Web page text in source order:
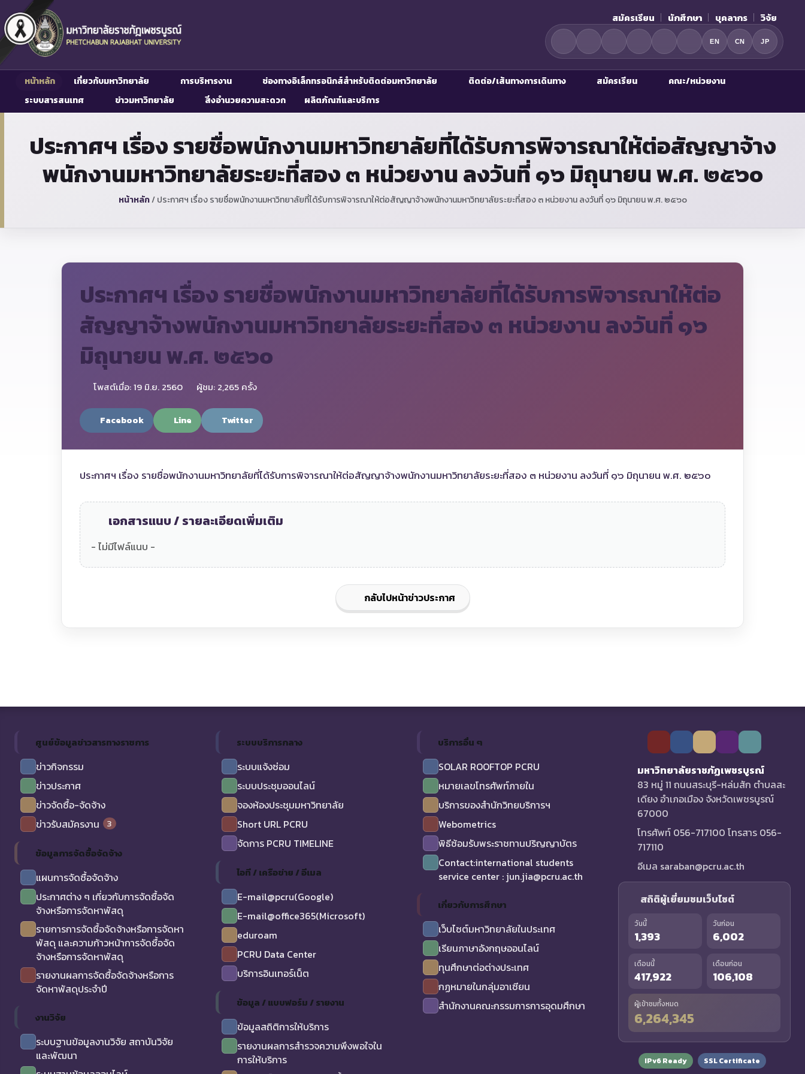
สมัครเรียน นักศึกษา บุคลากร วิจัย
EN CN JP
หน้าหลัก เกี่ยวกับมหาวิทยาลัย การบริหารงาน ช่องทางอิเล็กทรอนิกส์สำหรับติดต่อมหาวิทยาลัย ติดต่อ/เส้นทางการเดินทาง สมัครเรียน
คณะ/หน่วยงาน
ระบบสารสนเทศ
ข่าวมหาวิทยาลัย สิ่งอำนวยความสะดวก ผลิตภัณฑ์และบริการ
ประกาศฯ เรื่อง รายชื่อพนักงานมหาวิทยาลัยที่ได้รับการพิจารณาให้ต่อสัญญาจ้าง
พนักงานมหาวิทยาลัยระยะที่สอง ๓ หน่วยงาน ลงวันที่ ๑๖ มิถุนายน พ.ศ. ๒๕๖๐
หน้าหลัก/ ประกาศฯ เรื่อง รายชื่อพนักงานมหาวิทยาลัยที่ได้รับการพิจารณาให้ต่อสัญญาจ้างพนักงานมหาวิทยาลัยระยะที่สอง ๓ หน่วยงาน ลงวันที่ ๑๖ มิถุนายน พ.ศ. ๒๕๖๐
ประกาศฯ เรื่อง รายชื่อพนักงานมหาวิทยาลัยที่ได้รับการพิจารณาให้ต่อ
สัญญาจ้างพนักงานมหาวิทยาลัยระยะที่สอง ๓ หน่วยงาน ลงวันที่ ๑๖
มิถุนายน พ.ศ. ๒๕๖๐
โพสต์เมื่อ: 19 มิ.ย. 2560 ผู้ชม: 2,265 ครั้ง
Facebook Line Twitter
ประกาศฯ เรื่อง รายชื่อพนักงานมหาวิทยาลัยที่ได้รับการพิจารณาให้ต่อสัญญาจ้างพนักงานมหาวิทยาลัยระยะที่สอง ๓ หน่วยงาน ลงวันที่ ๑๖ มิถุนายน พ.ศ. ๒๕๖๐
เอกสารแนบ / รายละเอียดเพิ่มเติม
- ไม่มีไฟล์แนบ -
กลับไปหน้าข่าวประกาศ
ศูนย์ข้อมูลข่าวสารทางราชการ
ข่าวกิจกรรม
ข่าวประกาศ
ข่าวจัดซื้อ-จัดจ้าง
ข่าวรับสมัครงาน
3
ข้อมูลการจัดซื้อจัดจ้าง
แผนการจัดซื้อจัดจ้าง
ประกาศต่าง ๆ เกี่ยวกับการจัดซื้อจัด
จ้างหรือการจัดหาพัสดุ
รายการการจัดซื้อจัดจ้างหรือการจัดหา
พัสดุ และความก้าวหน้าการจัดซื้อจัด
จ้างหรือการจัดหาพัสดุ
รายงานผลการจัดซื้อจัดจ้างหรือการ
จัดหาพัสดุประจำปี
งานวิจัย
ระบบฐานข้อมูลงานวิจัย สถาบันวิจัย
และพัฒนา
ระบบบริการกลาง
ระบบแจ้งซ่อม
ระบบประชุมออนไลน์
จองห้องประชุมมหาวิทยาลัย
Short URL PCRU
จัดการ PCRU TIMELINE
ไอที / เครือข่าย / อีเมล
E-mail@pcru(Google)
E-mail@office365(Microsoft)
eduroam
PCRU Data Center
บริการอินเทอร์เน็ต
ข้อมูล / แบบฟอร์ม / รายงาน
ข้อมูลสถิติการให้บริการ
รายงานผลการสำรวจความพึงพอใจใน
การให้บริการ
บริการอื่น ๆ
SOLAR ROOFTOP PCRU
หมายเลขโทรศัพท์ภายใน
บริการของสำนักวิทยบริการฯ
Webometrics
พิธีซ้อมรับพระราชทานปริญญาบัตร
Contact:international students
service center : jun.jia@pcru.ac.th
เกี่ยวกับการศึกษา
เว็บไซต์มหาวิทยาลัยในประเทศ
เรียนภาษาอังกฤษออนไลน์
ทุนศึกษาต่อต่างประเทศ
กฏหมายในกลุ่มอาเซียน
สำนักงานคณะกรรมการการอุดมศึกษา
มหาวิทยาลัยราชภัฏเพชรบูรณ์
83 หมู่ 11 ถนนสระบุรี-หล่มสัก ตำบลสะ
เดียง อำเภอเมือง จังหวัดเพชรบูรณ์
67000
โทรศัพท์ 056-717100 โทรสาร 056-
717110
อีเมล saraban@pcru.ac.th
สถิติผู้เยี่ยมชมเว็บไซต์
วันนี้
1,393
วันก่อน
6,002
เดือนนี้
417,922
เดือนก่อน
106,108
ผู้เข้าชมทั้งหมด
6,264,345
IPv6 Ready SSL Certificate